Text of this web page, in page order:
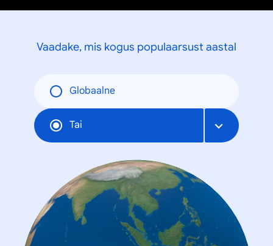
Vaadake, mis kogus populaarsust aastal
Globaalne
Tai